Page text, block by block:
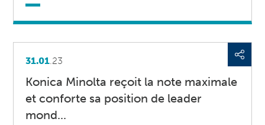
31.01 .23
Konica Minolta reçoit la note maximale
et conforte sa position de leader
mond...